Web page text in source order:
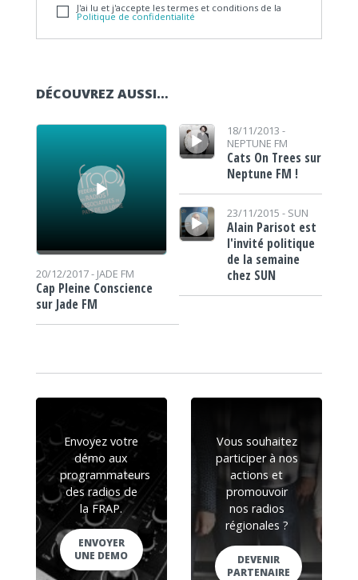
J'ai lu et j'accepte les termes et conditions de la
Politique de confidentialité
DÉCOUVREZ AUSSI…
Lecteur audio
20/12/2017 - JADE FM
Cap Pleine Conscience
sur Jade FM
Lecteur audio18/11/2013 -
NEPTUNE FM
Cats On Trees sur
Neptune FM !
Lecteur audio
23/11/2015 - SUN
Alain Parisot est
l'invité politique
de la semaine
chez SUN
Envoyez votre
démo aux
programmateurs
des radios de
la FRAP.
ENVOYER
UNE DEMO
Vous souhaitez
participer à nos
actions et
promouvoir
nos radios
régionales ?
DEVENIR
PARTENAIRE